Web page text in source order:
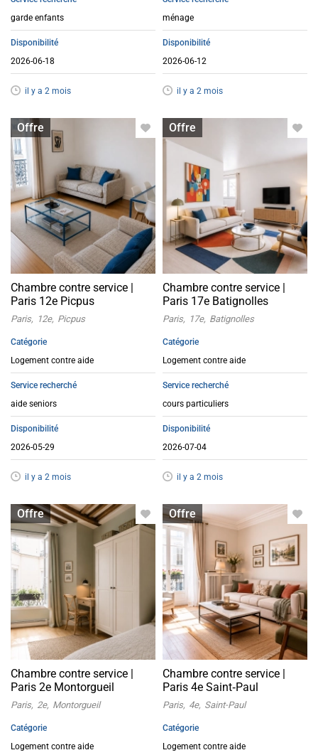
garde enfants
Disponibilité
2026-06-18
il y a 2 mois
ménage
Disponibilité
2026-06-12
il y a 2 mois
Offre
Logement contre service
Chambre contre service |
Paris 12e Picpus
Paris 12e Picpus
Catégorie
Logement contre aide
Service recherché
aide seniors
Disponibilité
2026-05-29
il y a 2 mois
Offre
Logement contre service
Chambre contre service |
Paris 17e Batignolles
Paris 17e Batignolles
Catégorie
Logement contre aide
Service recherché
cours particuliers
Disponibilité
2026-07-04
il y a 2 mois
Offre
Logement contre service
Chambre contre service |
Paris 2e Montorgueil
Paris 2e Montorgueil
Catégorie
Logement contre aide
Offre
Logement contre service
Chambre contre service |
Paris 4e Saint‑Paul
Paris 4e Saint-Paul
Catégorie
Logement contre aide